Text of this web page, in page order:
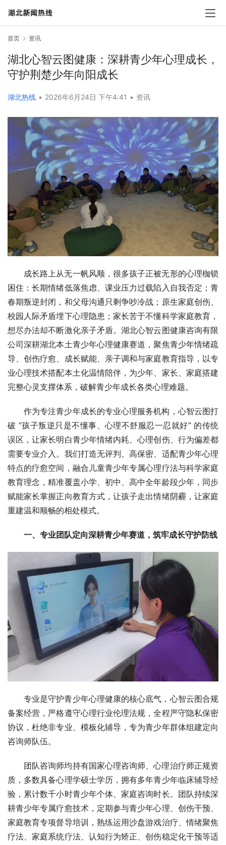
首页 资讯
湖北心智云图健康：深耕青少年心理成长，
守护荆楚少年向阳成长
湖北热线 • 2026年6月24日 下午4:41 • 资讯
成长路上从无一帆风顺，很多孩子正被无形的心理枷锁
困住：长期情绪低落焦虑、课业压力过载陷入自我否定；青
春期叛逆封闭，和父母沟通只剩争吵冷战；原生家庭创伤、
校园人际矛盾埋下心理隐患；家长苦于不懂科学家庭教育，
想尽办法却不断激化亲子矛盾。湖北心智云图健康咨询有限
公司深耕湖北本土青少年心理健康赛道，聚焦青少年情绪疏
导、创伤疗愈、成长赋能、亲子调和与家庭教育指导，以专
业心理技术搭配本土化温情陪伴，为少年、家长、家庭搭建
完整心灵支撑体系，破解青少年成长各类心理难题。
作为专注青少年成长的专业心理服务机构，心智云图打
破 “孩子叛逆只是不懂事、心理不舒服忍一忍就好” 的传统
误区，让家长明白青少年情绪内耗、心理创伤、行为偏差都
需要专业介入。我们打造无评判、高保密、适配青少年心理
特点的疗愈空间，融合儿童青少年专属心理疗法与科学家庭
教育理念，精准覆盖小学、初中、高中全年龄段少年，同步
赋能家长掌握正向教育方式，让孩子走出情绪阴霾，让家庭
重建温和顺畅的相处模式。
一、专业团队定向深耕青少年赛道，筑牢成长守护防线
专业是守护青少年心理健康的核心底气，心智云图合规
备案经营，严格遵守心理行业伦理法规，全程严守隐私保密
协议，杜绝非专业、模板化辅导，专为青少年群体组建定向
咨询师队伍。
团队咨询师均持有国家心理咨询师、心理治疗师正规资
质，多数具备心理学硕士学历，拥有多年青少年临床辅导经
验，累计数千小时青少年个体、家庭咨询时长。团队持续深
耕青少年专属疗愈技术，定期参与青少年心理、创伤干预、
家庭教育专项督导培训，熟练运用沙盘游戏治疗、情绪聚焦
疗法、家庭系统疗法、认知行为矫正、创伤稳定化干预等适